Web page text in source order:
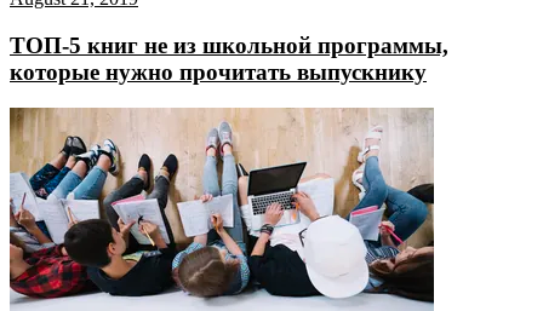
ТОП-5 книг не из школьной программы,
которые нужно прочитать выпускнику